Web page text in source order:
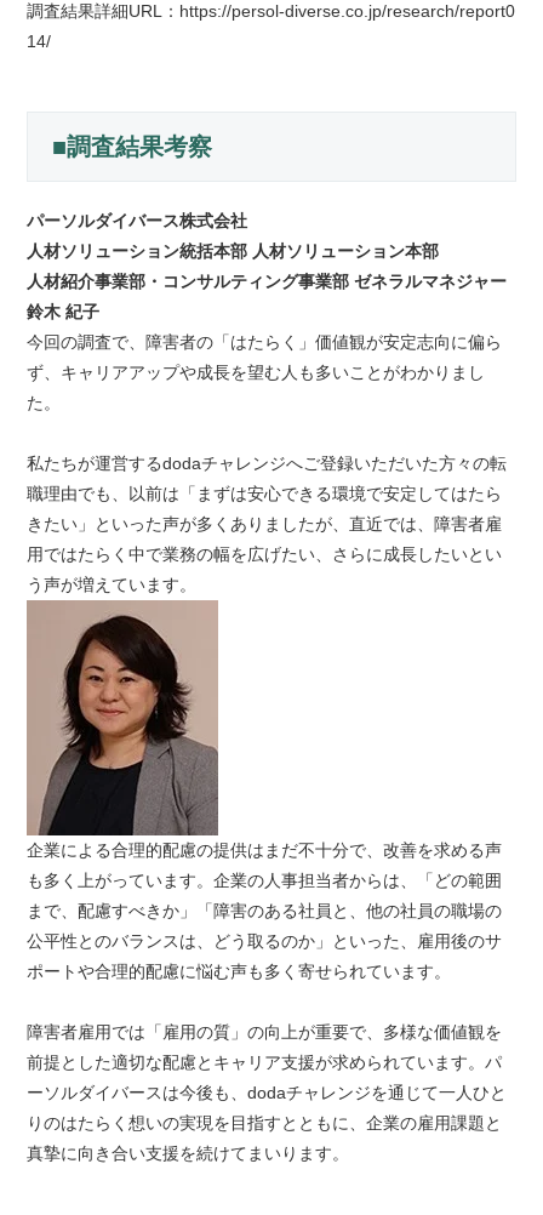
調査結果詳細URL：https://persol-diverse.co.jp/research/report0
14/
■調査結果考察
パーソルダイバース株式会社
人材ソリューション統括本部 人材ソリューション本部
人材紹介事業部・コンサルティング事業部 ゼネラルマネジャー
鈴木 紀子
今回の調査で、障害者の「はたらく」価値観が安定志向に偏ら
ず、キャリアアップや成長を望む人も多いことがわかりまし
た。
私たちが運営するdodaチャレンジへご登録いただいた方々の転
職理由でも、以前は「まずは安心できる環境で安定してはたら
きたい」といった声が多くありましたが、直近では、障害者雇
用ではたらく中で業務の幅を広げたい、さらに成長したいとい
う声が増えています。
企業による合理的配慮の提供はまだ不十分で、改善を求める声
も多く上がっています。企業の人事担当者からは、「どの範囲
まで、配慮すべきか」「障害のある社員と、他の社員の職場の
公平性とのバランスは、どう取るのか」といった、雇用後のサ
ポートや合理的配慮に悩む声も多く寄せられています。
障害者雇用では「雇用の質」の向上が重要で、多様な価値観を
前提とした適切な配慮とキャリア支援が求められています。パ
ーソルダイバースは今後も、dodaチャレンジを通じて一人ひと
りのはたらく想いの実現を目指すとともに、企業の雇用課題と
真摯に向き合い支援を続けてまいります。